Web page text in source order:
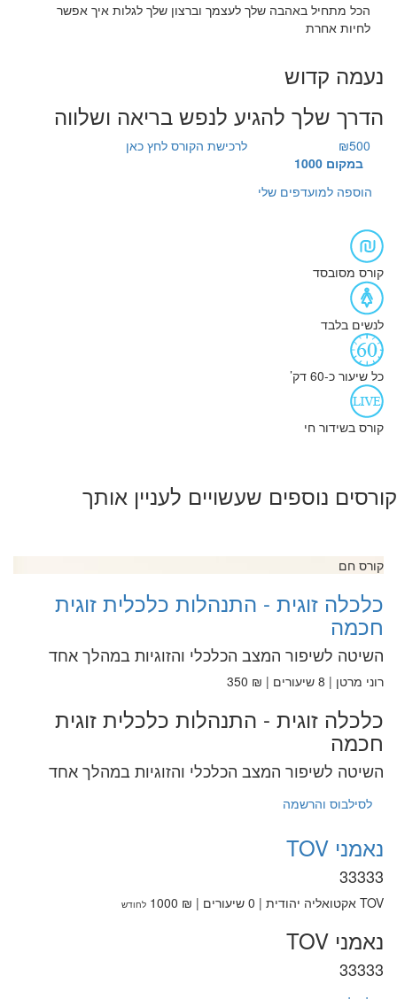
הכל מתחיל באהבה שלך לעצמך וברצון שלך לגלות איך אפשר
לחיות אחרת
נעמה קדוש
הדרך שלך להגיע לנפש בריאה ושלווה
לרכישת הקורס לחץ כאן
₪500
במקום 1000
הוספה למועדפים שלי
קורס מסובסד
לנשים בלבד
כל שיעור כ-60 דק’
קורס בשידור חי
קורסים נוספים שעשויים לעניין אותך
קורס חם
כלכלה זוגית - התנהלות כלכלית זוגית
חכמה
השיטה לשיפור המצב הכלכלי והזוגיות במהלך אחד
רוני מרטן | 8 שיעורים | ₪ 350
כלכלה זוגית - התנהלות כלכלית זוגית
חכמה
השיטה לשיפור המצב הכלכלי והזוגיות במהלך אחד
לסילבוס והרשמה
נאמני TOV
33333
TOV אקטואליה יהודית | 0 שיעורים | ₪ 1000 לחודש
נאמני TOV
33333